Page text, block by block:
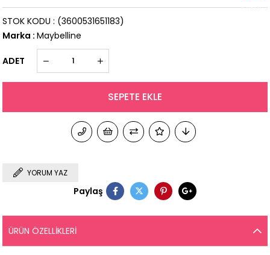
İndirim
STOK KODU
(3600531651183)
Marka : Maybelline
ADET
YORUM YAZ
Paylaş
ÜRÜN ÖZELLIKLERI